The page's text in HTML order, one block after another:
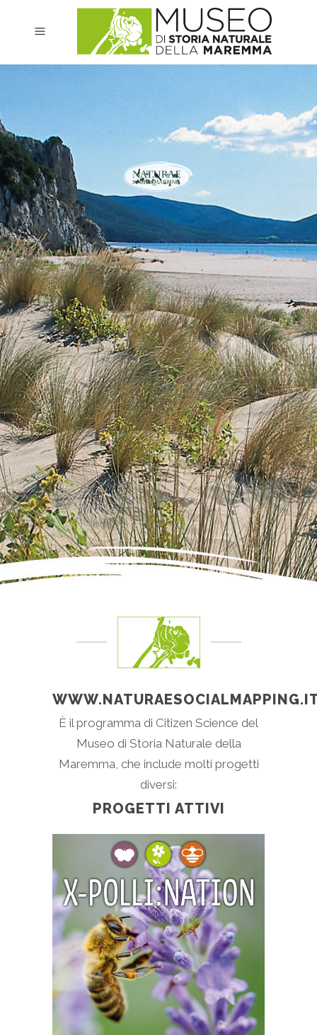
È il programma di Citizen Science del
Museo di Storia Naturale della
Maremma, che include molti progetti
diversi:
PROGETTI ATTIVI